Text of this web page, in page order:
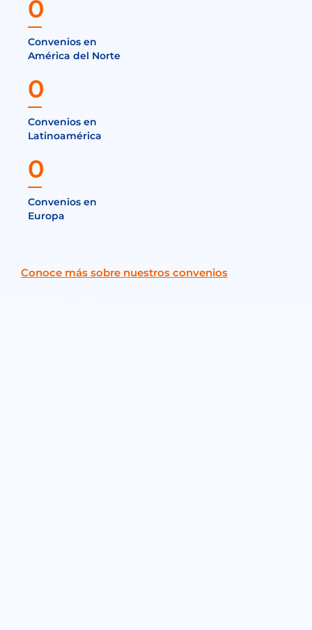
Convenios en
América del Norte
0
Convenios en
Latinoamérica
0
Convenios en
Europa
0
Conoce más sobre nuestros convenios